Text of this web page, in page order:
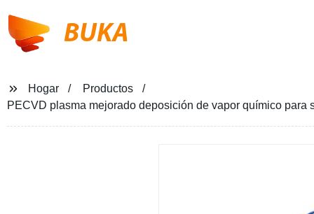
BUKA
Hogar
Productos
PECVD plasma mejorado deposición de vapor químico